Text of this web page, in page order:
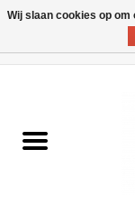
Machines
Wij slaan cookies op